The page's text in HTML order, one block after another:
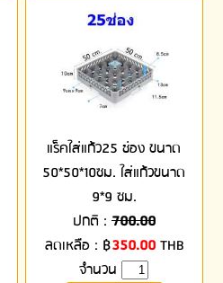
แร็คใส่แก้ว25 ช่อง ขนาด
50*50*10ซม. ใส่แก้วขนาด
9*9 ซม.
ปกติ : 700.00
ลดเหลือ : ฿350.00THB
จำนวน